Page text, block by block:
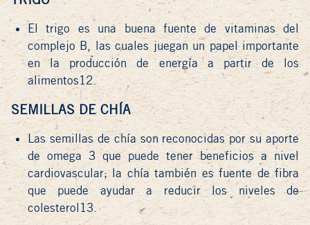
El trigo es una buena fuente de vitaminas del
complejo B, las cuales juegan un papel importante
en la producción de energía a partir de los
alimentos12.
SEMILLAS DE CHÍA
Las semillas de chía son reconocidas por su aporte
de omega 3 que puede tener beneficios a nivel
cardiovascular; la chía también es fuente de fibra
que puede ayudar a reducir los niveles de
colesterol13.